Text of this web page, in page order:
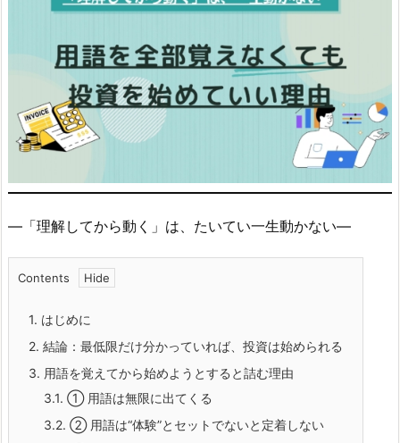
―「理解してから動く」は、たいてい一生動かない―
Contents
1. はじめに
2. 結論：最低限だけ分かっていれば、投資は始められる
3. 用語を覚えてから始めようとすると詰む理由
3.1. ① 用語は無限に出てくる
3.2. ② 用語は“体験”とセットでないと定着しない